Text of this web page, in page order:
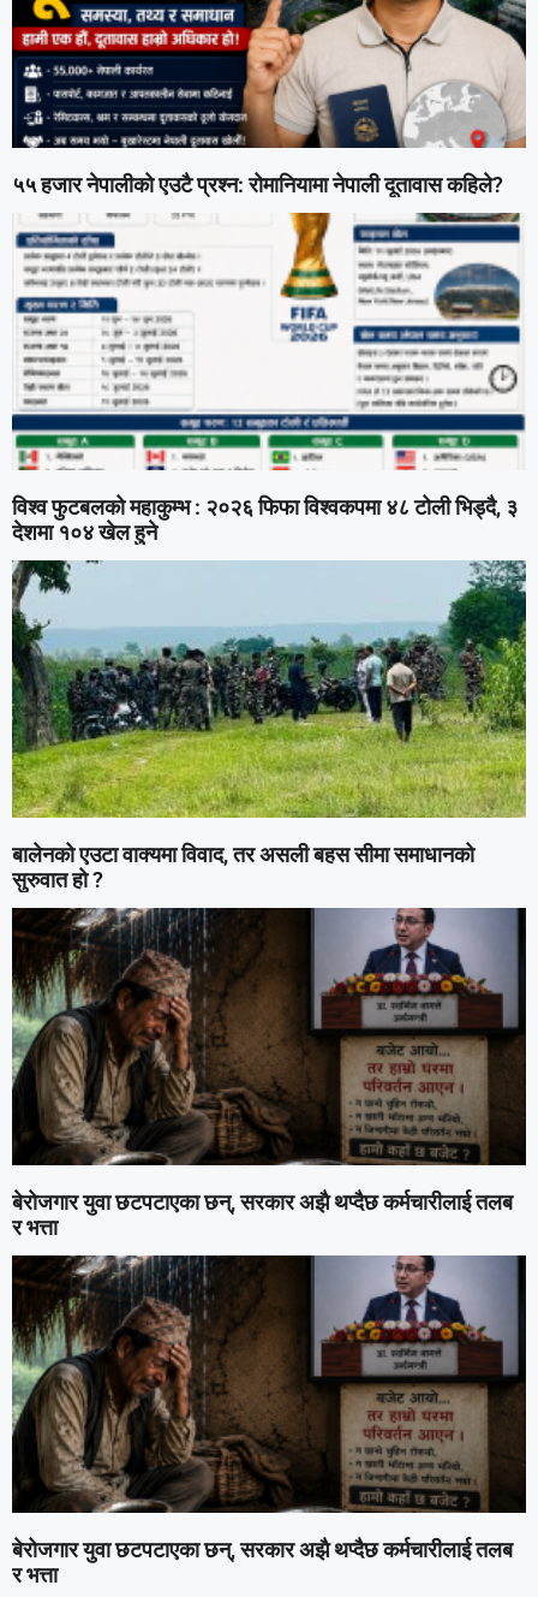
५५ हजार नेपालीको एउटै प्रश्न: रोमानियामा नेपाली दूतावास कहिले?
विश्व फुटबलको महाकुम्भ : २०२६ फिफा विश्वकपमा ४८ टोली भिड्दै, ३
देशमा १०४ खेल हुने
बालेनको एउटा वाक्यमा विवाद, तर असली बहस सीमा समाधानको
सुरुवात हो ?
बेरोजगार युवा छटपटाएका छन्, सरकार अझै थप्दैछ कर्मचारीलाई तलब
र भत्ता
बेरोजगार युवा छटपटाएका छन्, सरकार अझै थप्दैछ कर्मचारीलाई तलब
र भत्ता